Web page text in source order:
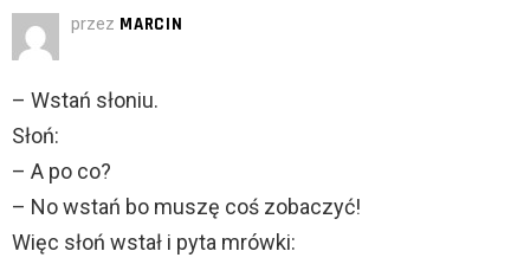
przez MARCIN
– Wstań słoniu.
Słoń:
– A po co?
– No wstań bo muszę coś zobaczyć!
Więc słoń wstał i pyta mrówki: